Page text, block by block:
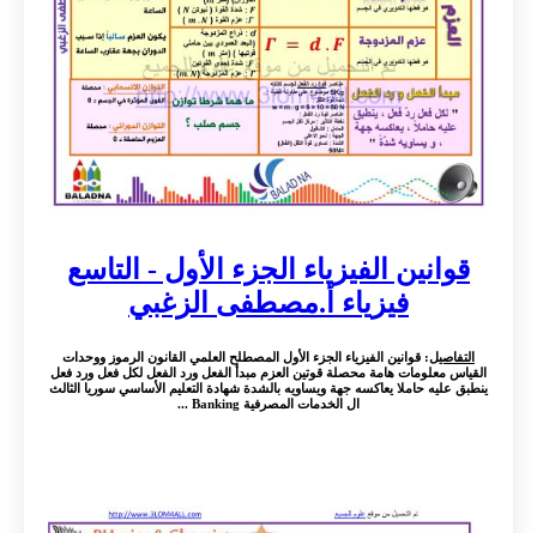
قوانين الفيزياء الجزء الأول - التاسع
فيزياء أ.مصطفى الزغبي
التفاصيل: قوانين الفيزياء الجزء الأول المصطلح العلمي القانون الرموز ووحدات
القياس معلومات هامة محصلة قوتين العزم مبدأ الفعل ورد الفعل لكل فعل ورد فعل
ينطبق عليه حاملا يعاكسه جهة ويساويه بالشدة شهادة التعليم الأساسي سوريا الثالث
ال الخدمات المصرفية Banking ...